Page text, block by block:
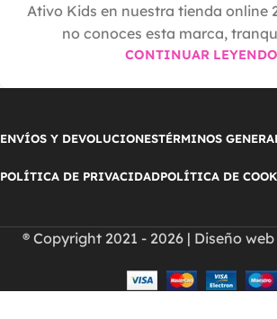
Ativo Kids en nuestra tienda online
no conoces esta marca,
CONTINUAR LEYENDO
ENVÍOS Y DEVOLUCIONESTÉRMINOS
POLÍTICA DE PRIVACIDADPOLÍTICA DE
® Copyright 2021 - 2026 | Diseño